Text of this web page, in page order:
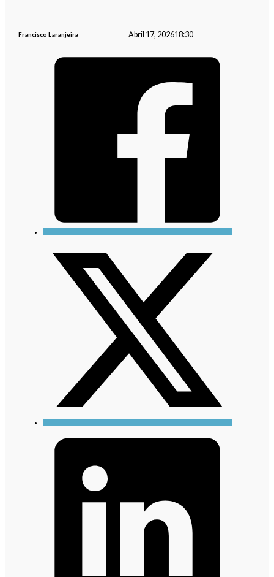
Francisco Laranjeira Abril 17, 202618:30